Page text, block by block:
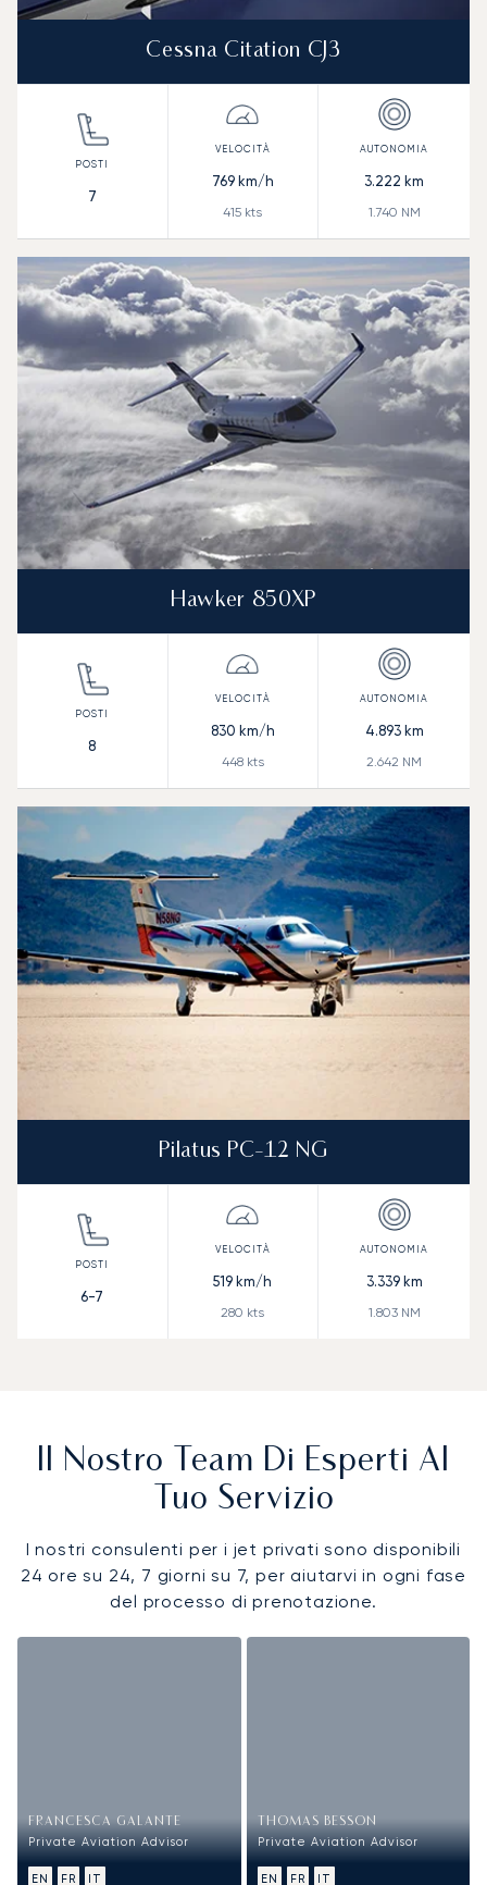
Cessna Citation CJ3
7
769km/h
415 kts
3.222 km
1.740 NM
Hawker 850XP
8
830 km/h
448kts
4.893km
2.642 NM
Pilatus PC-12 NG
6-7
519 km/h
280 kts
3.339km
1.803NM
Il Nostro Team Di Esperti Al
Tuo Servizio
I nostri consulenti per i jet privati sono disponibili
24 ore su 24, 7 giorni su 7, per aiutarvi in ogni fase
del processo di prenotazione.
FRANCESCA GALANTE
Private Aviation Advisor
EN FR IT
THOMAS BESSON
Private Aviation Advisor
EN FR IT